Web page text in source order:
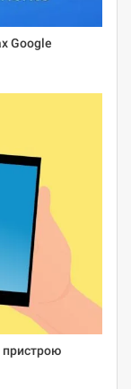
Google
пристрою